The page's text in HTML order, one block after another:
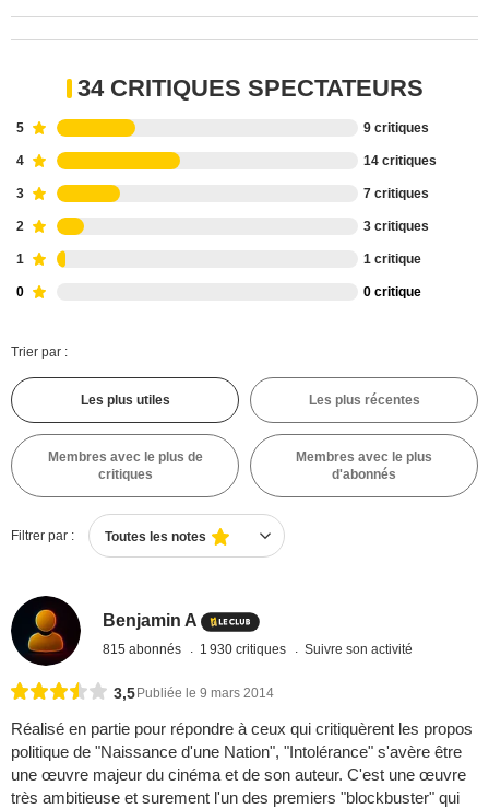
34 CRITIQUES SPECTATEURS
5 9 critiques
4 14 critiques
3 7 critiques
2 3 critiques
1 1 critique
0 0 critique
Trier par :
Les plus utiles Les plus récentes
Membres avec le plus de
critiques
Membres avec le plus
d'abonnés
Filtrer par : Toutes les notes
Benjamin A
815 abonnés 1 930 critiques Suivre son activité
3,5 Publiée le 9 mars 2014
Réalisé en partie pour répondre à ceux qui critiquèrent les propos
politique de "Naissance d'une Nation", "Intolérance" s'avère être
une œuvre majeur du cinéma et de son auteur. C'est une œuvre
très ambitieuse et surement l'un des premiers "blockbuster" qui